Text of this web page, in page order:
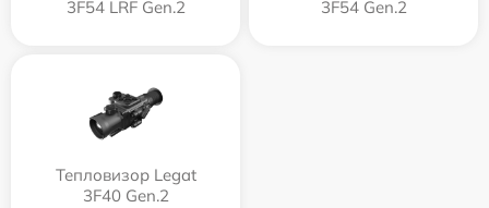
3F54 LRF Gen.2
3F54 Gen.2
Тепловизор Legat
3F40 Gen.2